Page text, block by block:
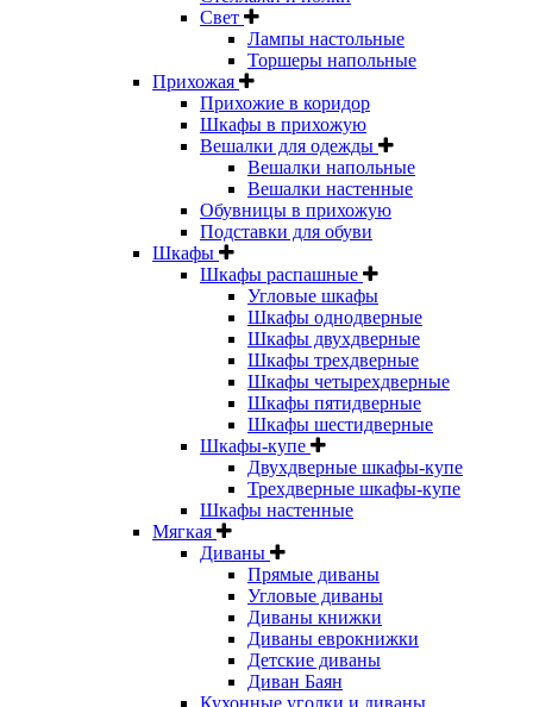
Свет
Лампы настольные
Торшеры напольные
Прихожая
Прихожие в коридор
Шкафы в прихожую
Вешалки для одежды
Вешалки напольные
Вешалки настенные
Обувницы в прихожую
Подставки для обуви
Шкафы
Шкафы распашные
Угловые шкафы
Шкафы однодверные
Шкафы двухдверные
Шкафы трехдверные
Шкафы четырехдверные
Шкафы пятидверные
Шкафы шестидверные
Шкафы-купе
Двухдверные шкафы-купе
Трехдверные шкафы-купе
Шкафы настенные
Мягкая
Диваны
Прямые диваны
Угловые диваны
Диваны книжки
Диваны еврокнижки
Детские диваны
Диван Баян
Кухонные уголки и диваны